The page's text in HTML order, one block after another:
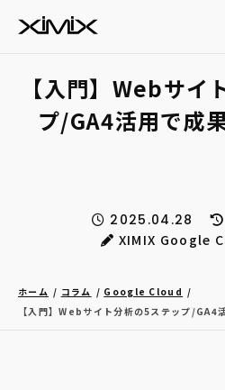
【入門】Webサイ
プ/GA4活用で成
2025.04.28
XIMIX Google
ホーム コラム
Google Cloud
【入門】Webサイト分析の5ステップ/GA4